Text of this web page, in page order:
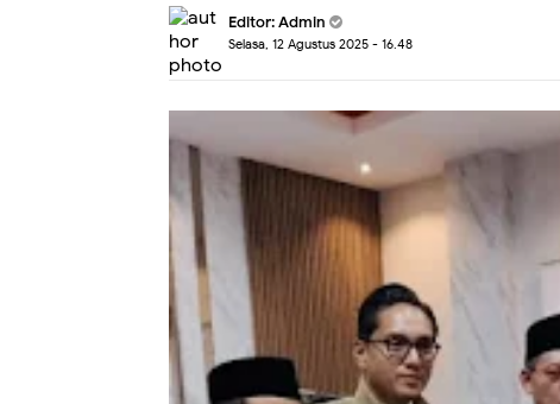
Editor: Admin
Selasa, 12 Agustus 2025 - 16.48